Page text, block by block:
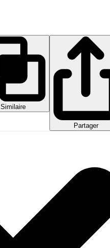
Similaire
Partager